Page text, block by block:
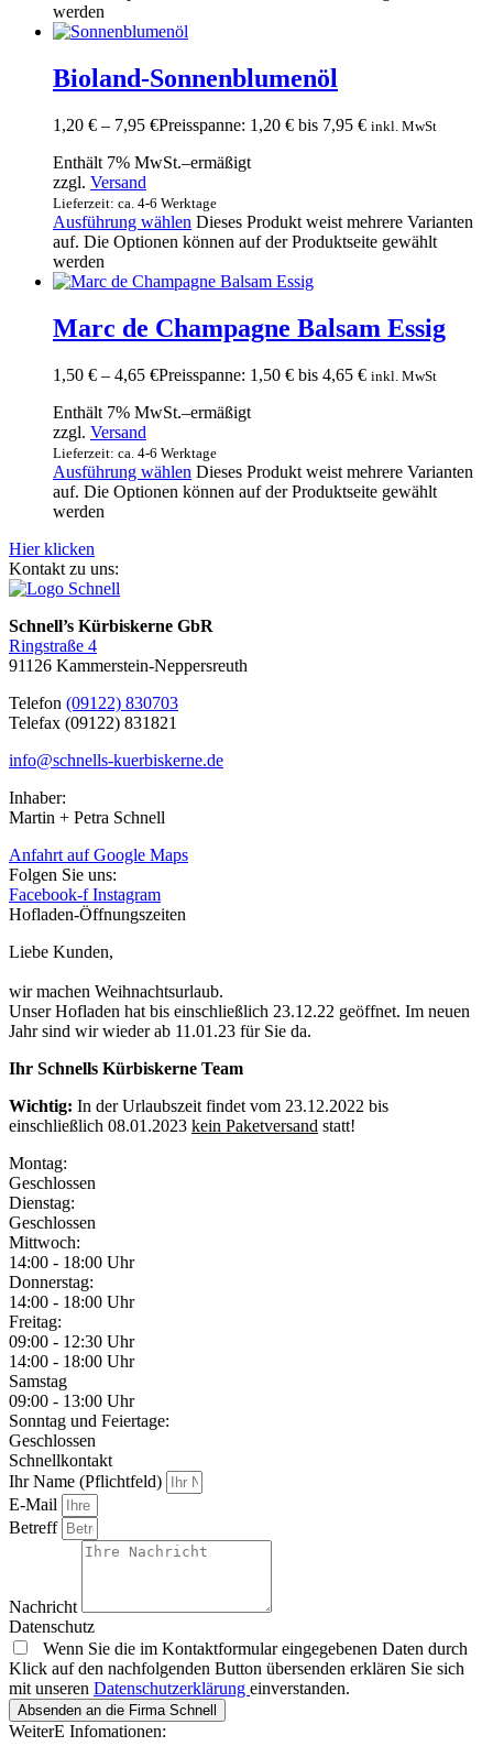
werden
Bioland-Sonnenblumenöl
1,20 € – 7,95 €Preisspanne: 1,20 € bis 7,95 € inkl. MwSt
Enthält 7% MwSt.–ermäßigt
zzgl. Versand
Lieferzeit: ca. 4-6 Werktage
Ausführung wählen Dieses Produkt weist mehrere Varianten
auf. Die Optionen können auf der Produktseite gewählt
werden
Marc de Champagne Balsam Essig
1,50 € – 4,65 €Preisspanne: 1,50 € bis 4,65 € inkl. MwSt
Enthält 7% MwSt.–ermäßigt
zzgl. Versand
Lieferzeit: ca. 4-6 Werktage
Ausführung wählen Dieses Produkt weist mehrere Varianten
auf. Die Optionen können auf der Produktseite gewählt
werden
Hier klicken
Kontakt zu uns:
Schnell’s Kürbiskerne GbR
Ringstraße 4
91126 Kammerstein-Neppersreuth
Telefon (09122) 830703
Telefax (09122) 831821
info@schnells-kuerbiskerne.de
Inhaber:
Martin + Petra Schnell
Anfahrt auf Google Maps
Folgen Sie uns:
Facebook-f Instagram
Hofladen-Öffnungszeiten
Liebe Kunden,
wir machen Weihnachtsurlaub.
Unser Hofladen hat bis einschließlich 23.12.22 geöffnet. Im neuen
Jahr sind wir wieder ab 11.01.23 für Sie da.
Ihr Schnells Kürbiskerne Team
Wichtig: In der Urlaubszeit findet vom 23.12.2022 bis
einschließlich 08.01.2023 kein Paketversand statt!
Montag:
Geschlossen
Dienstag:
Geschlossen
Mittwoch:
14:00 - 18:00 Uhr
Donnerstag:
14:00 - 18:00 Uhr
Freitag:
09:00 - 12:30 Uhr
14:00 - 18:00 Uhr
Samstag
09:00 - 13:00 Uhr
Sonntag und Feiertage:
Geschlossen
Schnellkontakt
Ihr Name (Pflichtfeld)
E-Mail
Betreff
Nachricht
Datenschutz
Wenn Sie die im Kontaktformular eingegebenen Daten durch
Klick auf den nachfolgenden Button übersenden erklären Sie sich
mit unseren Datenschutzerklärung einverstanden.
Absenden an die Firma Schnell
WeiterE Infomationen: